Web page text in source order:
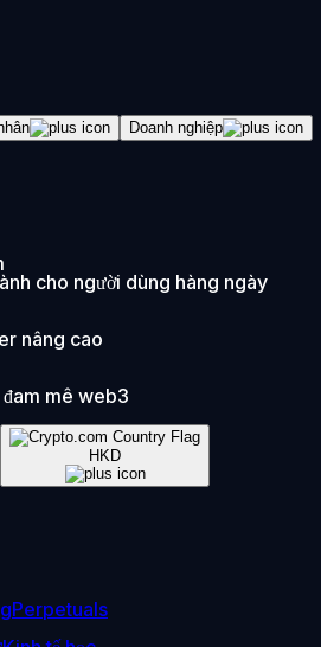
Doanh nghiệp
cho người dùng hàng ngày
nâng cao
mê web3
HKD
Perpetuals